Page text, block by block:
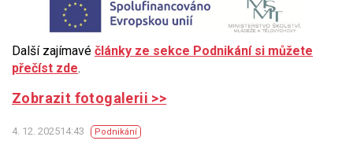
Další zajímavé články ze sekce Podnikání si můžete
přečíst zde.
Zobrazit fotogalerii >>
4. 12. 202514:43 Podnikání